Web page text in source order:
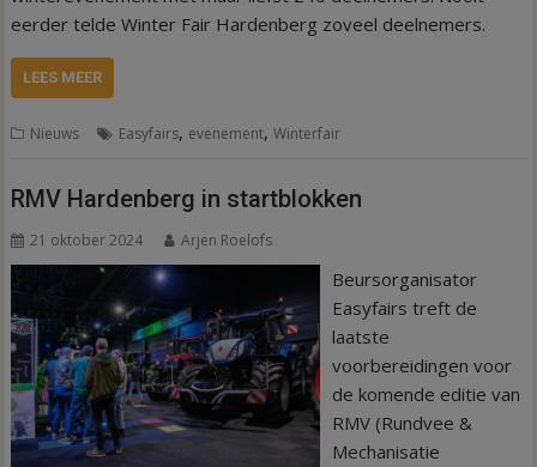
eerder telde Winter Fair Hardenberg zoveel deelnemers.
LEES MEER
Nieuws Easyfairs, evenement,Winterfair
RMV Hardenberg in startblokken
21 oktober 2024 Arjen Roelofs
Beursorganisator
Easyfairs treft de
laatste
voorbereidingen voor
de komende editie van
RMV (Rundvee &
Mechanisatie